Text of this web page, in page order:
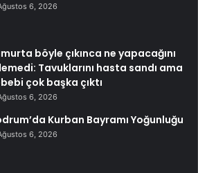
6, 2026
böyle çıkınca ne yapacağını
Tavuklarını hasta sandı ama
çok başka çıktı
6, 2026
Kurban Bayramı Yoğunluğu
6, 2026